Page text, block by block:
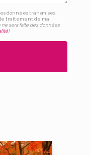
données transmises
traitement de ma
sera faite des données
)